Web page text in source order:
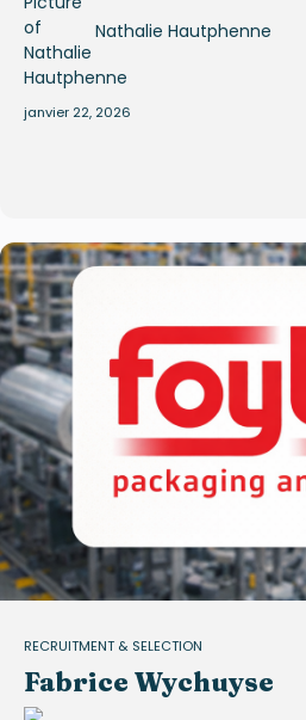
Nathalie Hautphenne
janvier 22, 2026
RECRUITMENT & SELECTION
Fabrice Wychuyse